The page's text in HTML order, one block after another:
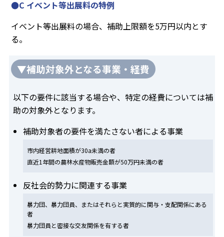
●C イベント等出展料の特例
イベント等出展料の場合、補助上限額を5万円以内とす
る。
▼補助対象外となる事業・経費
以下の要件に該当する場合や、特定の経費については補
助の対象外となります。
補助対象者の要件を満たさない者による事業
市内経営耕地面積が30a未満の者
直近1年間の農林水産物販売金額が50万円未満の者
反社会的勢力に関連する事業
暴力団、暴力団員、またはそれらと実質的に関与・支配関係にある
者
暴力団員と密接な交友関係を有する者